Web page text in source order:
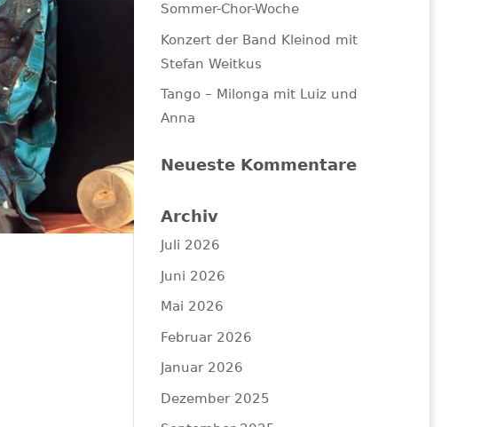
Sommer-Chor-Woche
Konzert der Band Kleinod mit
Stefan Weitkus
Tango – Milonga mit Luiz und
Anna
Neueste Kommentare
Archiv
Juli 2026
Juni 2026
Mai 2026
Februar 2026
Januar 2026
Dezember 2025